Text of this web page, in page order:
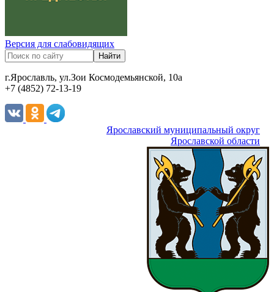
Версия для слабовидящих
г.Ярославль, ул.Зои Космодемьянской, 10а
+7 (4852) 72-13-19
Ярославский муниципальный округ
Ярославской области